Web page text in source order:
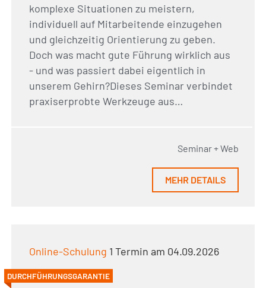
komplexe Situationen zu meistern,
individuell auf Mitarbeitende einzugehen
und gleichzeitig Orientierung zu geben.
Doch was macht gute Führung wirklich aus
- und was passiert dabei eigentlich in
unserem Gehirn?Dieses Seminar verbindet
praxiserprobte Werkzeuge aus…
Seminar + Web
MEHR DETAILS
Online-Schulung 1 Termin am 04.09.2026
DURCHFÜHRUNGSGARANTIE